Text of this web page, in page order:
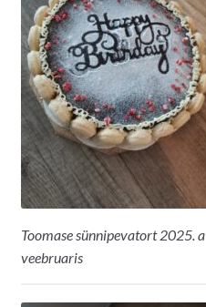
Toomase sünnipevatort 2025. a
veebruaris